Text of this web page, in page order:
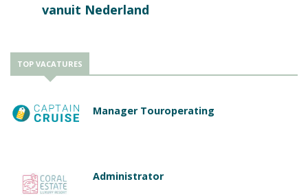
vanuit Nederland
TOP VACATURES
Manager Touroperating
Administrator